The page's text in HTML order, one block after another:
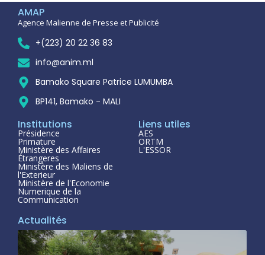
AMAP
Agence Malienne de Presse et Publicité
+(223) 20 22 36 83
info@anim.ml
Bamako Square Patrice LUMUMBA
BP141, Bamako - MALI
Institutions
Présidence
Primature
Ministère des Affaires
Étrangeres
Ministère des Maliens de
l'Exterieur
Ministère de l'Economie
Numerique de la
Communication
Liens utiles
AES
ORTM
L'ESSOR
Actualités